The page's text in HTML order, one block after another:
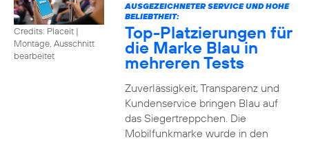
Credits: Placeit |
Montage, Ausschnitt
bearbeitet
AUSGEZEICHNETER SERVICE UND HOHE
BELIEBTHEIT:
Top-Platzierungen für
die Marke Blau in
mehreren Tests
Zuverlässigkeit, Transparenz und
Kundenservice bringen Blau auf
das Siegertreppchen. Die
Mobilfunkmarke wurde in den